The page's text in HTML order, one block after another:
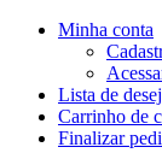
Minha conta
Lista de
Carrinho de
Finalizar